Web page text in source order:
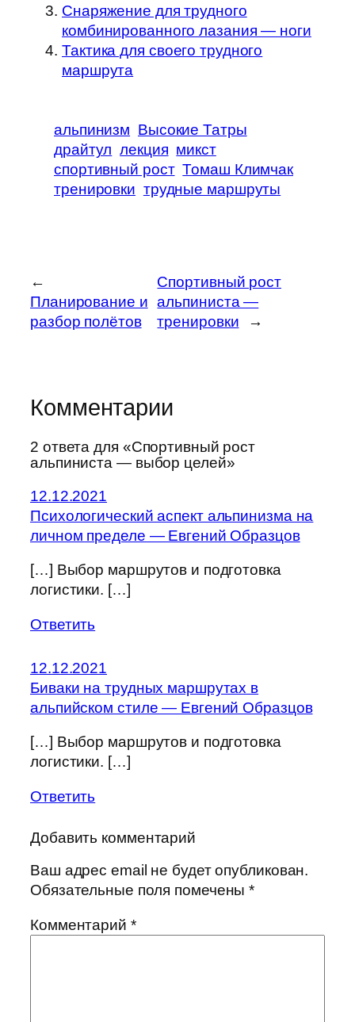
Снаряжение для трудного
комбинированного лазания — ноги
Тактика для своего трудного
маршрута
альпинизм Высокие Татры
драйтул лекция микст
спортивный рост Томаш Климчак
тренировки трудные маршруты
←
Планирование и
разбор полётов
Спортивный рост
альпиниста —
тренировки
→
Комментарии
2 ответа для «Спортивный рост
альпиниста — выбор целей»
12.12.2021
Психологический аспект альпинизма на
личном пределе — Евгений Образцов
[…] Выбор маршрутов и подготовка
логистики. […]
Ответить
12.12.2021
Биваки на трудных маршрутах в
альпийском стиле — Евгений Образцов
[…] Выбор маршрутов и подготовка
логистики. […]
Ответить
Добавить комментарий
Ваш адрес email не будет опубликован.
Обязательные поля помечены*
Комментарий *